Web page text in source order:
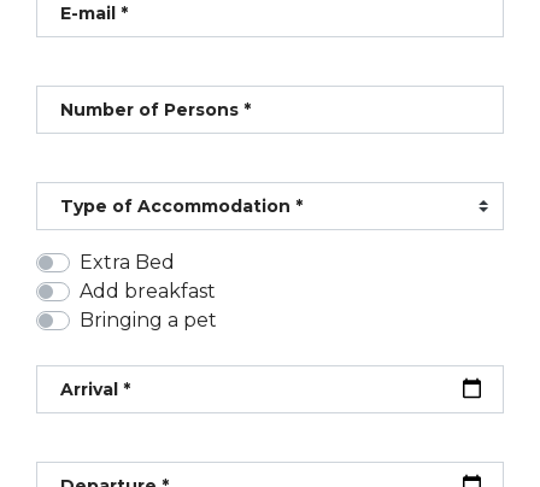
E-mail *
Number of Persons *
Type of Accommodation *
Extra Bed
Add breakfast
Bringing a pet
Arrival *